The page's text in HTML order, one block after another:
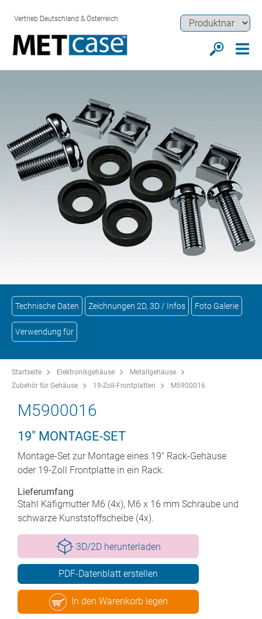
Vertrieb Deutschland & Österreich
Technische Daten Zeichnungen 2D, 3D / Infos Foto Galerie
Verwendung für
Startseite Elektronikgehäuse
Metallgehäuse
Zubehör für Gehäuse
19-Zoll-Frontplatten M5900016
M5900016
19" MONTAGE-SET
Montage-Set zur Montage eines 19" Rack-Gehäuse
oder 19-Zoll Frontplatte in ein Rack.
Lieferumfang
Stahl Käfigmutter M6 (4x), M6 x 16 mm Schraube und
schwarze Kunststoffscheibe (4x).
3D/2D herunterladen
PDF-Datenblatt erstellen
In den Warenkorb legen